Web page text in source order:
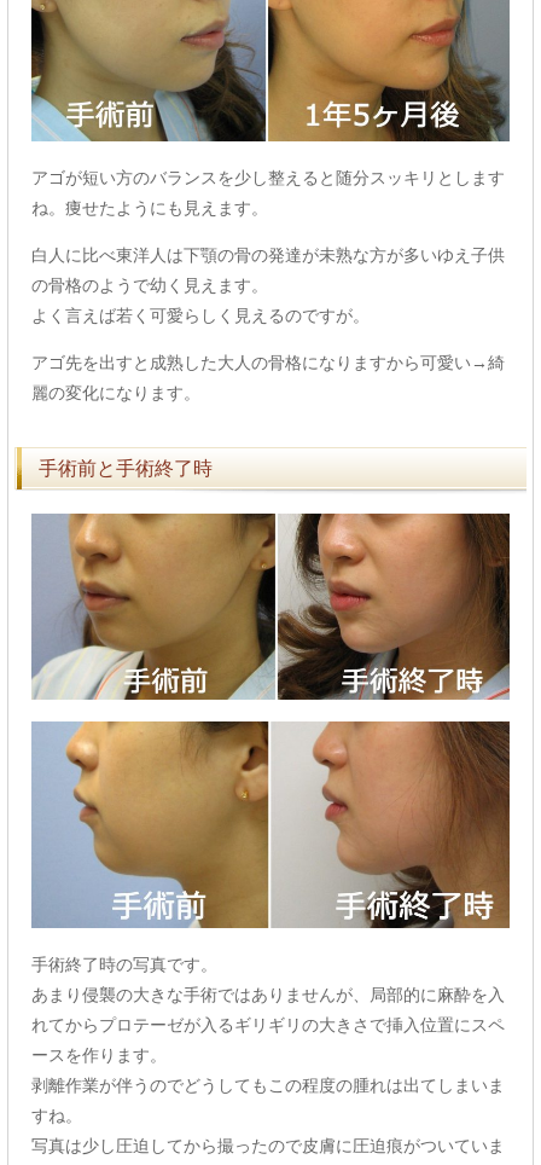
アゴが短い方のバランスを少し整えると随分スッキリとします
ね。痩せたようにも見えます。
白人に比べ東洋人は下顎の骨の発達が未熟な方が多いゆえ子供
の骨格のようで幼く見えます。
よく言えば若く可愛らしく見えるのですが。
アゴ先を出すと成熟した大人の骨格になりますから可愛い→綺
麗の変化になります。
手術前と手術終了時
手術終了時の写真です。
あまり侵襲の大きな手術ではありませんが、局部的に麻酔を入
れてからプロテーゼが入るギリギリの大きさで挿入位置にスペ
ースを作ります。
剥離作業が伴うのでどうしてもこの程度の腫れは出てしまいま
すね。
写真は少し圧迫してから撮ったので皮膚に圧迫痕がついていま